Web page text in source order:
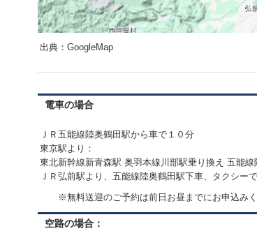
出典：GoogleMap
電車の場合
ＪＲ五能線陸奥鶴田駅から車で１０分
東京駅より：
東北新幹線新青森駅 奥羽本線川部駅乗り換え 五能
ＪＲ弘前駅より、五能線陸奥鶴田駅下車、タクシー
※無料送迎のご予約は前日お昼までにお申込みく
空路の場合：